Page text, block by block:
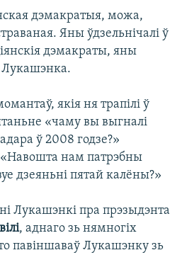
дэмакратыя, можа,
Яны ўдзельнічалі ў
дэмакраты, яны
якія ня трапілі ў
«чаму вы выгналі
ў 2008 годзе?»
нам патрэбны
дзеяньні пятай калёны?»
Лукашэнкі пра прэзыдэнта
, аднаго зь нямногіх
павіншаваў Лукашэнку зь